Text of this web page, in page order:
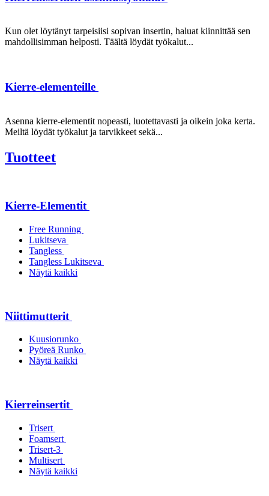
Kun olet löytänyt tarpeisiisi sopivan insertin, haluat kiinnittää sen
mahdollisimman helposti. Täältä löydät työkalut...
Kierre-elementeille
Asenna kierre-elementit nopeasti, luotettavasti ja oikein joka kerta.
Meiltä löydät työkalut ja tarvikkeet sekä...
Tuotteet
Kierre-Elementit
Free Running
Lukitseva
Tangless
Tangless Lukitseva
Näytä kaikki
Niittimutterit
Kuusiorunko
Pyöreä Runko
Näytä kaikki
Kierreinsertit
Trisert
Foamsert
Trisert-3
Multisert
Näytä kaikki